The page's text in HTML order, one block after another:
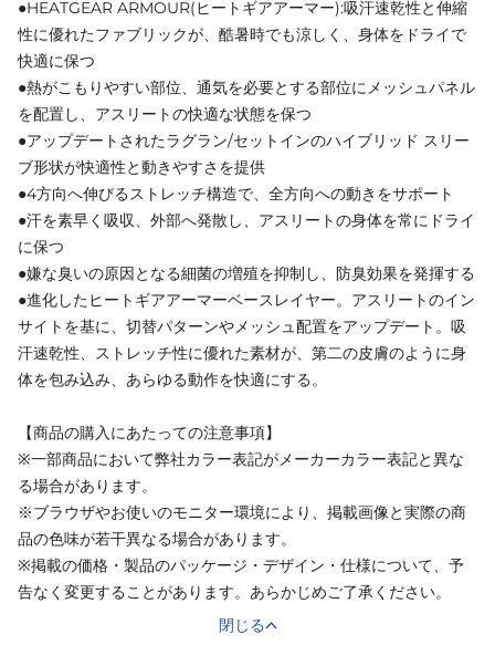
●HEATGEAR ARMOUR(ヒートギアアーマー):吸汗速乾性と伸縮
性に優れたファブリックが、酷暑時でも涼しく、身体をドライで
快適に保つ
●熱がこもりやすい部位、通気を必要とする部位にメッシュパネル
を配置し、アスリートの快適な状態を保つ
●アップデートされたラグラン/セットインのハイブリッド スリー
ブ形状が快適性と動きやすさを提供
●4方向へ伸びるストレッチ構造で、全方向への動きをサポート
●汗を素早く吸収、外部へ発散し、アスリートの身体を常にドライ
に保つ
●嫌な臭いの原因となる細菌の増殖を抑制し、防臭効果を発揮する
●進化したヒートギアアーマーベースレイヤー。アスリートのイン
サイトを基に、切替パターンやメッシュ配置をアップデート。吸
汗速乾性、ストレッチ性に優れた素材が、第二の皮膚のように身
体を包み込み、あらゆる動作を快適にする。
【商品の購入にあたっての注意事項】
※一部商品において弊社カラー表記がメーカーカラー表記と異な
る場合があります。
※ブラウザやお使いのモニター環境により、掲載画像と実際の商
品の色味が若干異なる場合があります。
※掲載の価格・製品のパッケージ・デザイン・仕様について、予
告なく変更することがあります。あらかじめご了承ください。
閉じる